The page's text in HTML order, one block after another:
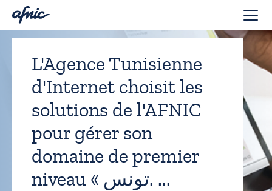
L'Agence Tunisienne
d'Internet choisit les
solutions de l'AFNIC
pour gérer son
domaine de premier
niveau « تونس. ...
Panneau de gestion des cookies